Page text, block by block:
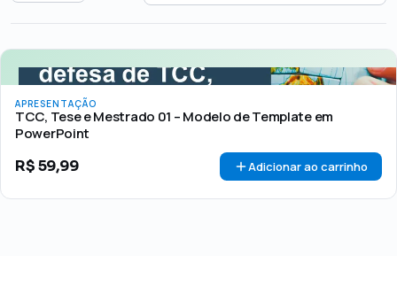
PREÇO
Todos Até R$50 R$50 – R$100 Acima de R$100
OFERTA 🏷 Em promoção
APRESENTAÇÃO
TCC, Tese e Mestrado 01 – Modelo de Template em
PowerPoint
R$59,99 Adicionar ao carrinho